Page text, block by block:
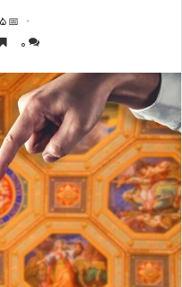
📅 15 دی 1403 🕙23:21
0